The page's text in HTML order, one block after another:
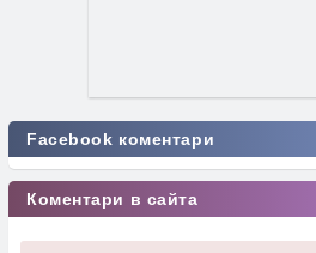
Facebook коментари
Коментари в сайта